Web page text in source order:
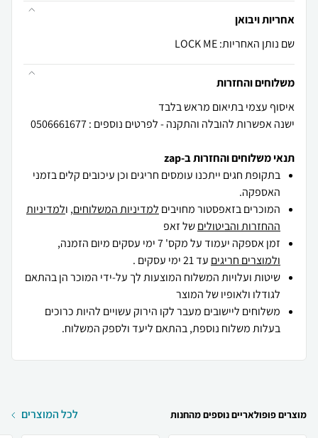
אחריות ויבואן
שם נותן האחריות: LOCK ME
משלוחים והחזרות
ישנה אפשרות להובלה והתקנה - לפרטים נוספים : 0506661677
תנאי משלוחים והחזרות ב-zap
בתקופת חגים ייתכנו עומסים חריגים וכן עיכובים קלים בזמני
האספקה.
המוכרים בזאפסטור מחויבים למדיניות המשלוחים, ולמדיניות
ההחזרות והביטוליםשל זאפ
זמן אספקה יעמוד על מקס' 7 ימי עסקים מיום הזמנה,
ולמוצרים חריגים עד 21 ימי עסקים .
שיטות ועלויות המשלוח המוצעות לך על-ידי המוכר הן בהתאם
לגודלו ולאופיו של המוצר
משלוחים ליישובים מעבר לקו הירוק עשויים להיות כרוכים
בעלות משלוח נוספת, בהתאם ליעד ולספק המשלוח.
מוצרים פופולאריים נוספים מהחנות לכל המוצרים